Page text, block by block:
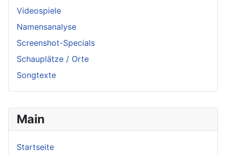
Main
Startseite
Videospiele
Namensanalyse
Screenshot-Specials
Schauplätze / Orte
Songtexte